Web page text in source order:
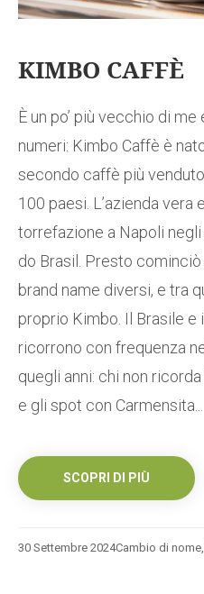
KIMBO CAFFÈ
È un po’ più vecchio di
numeri: Kimbo Caffè è
secondo caffè più
100 paesi. L’azienda
torrefazione a Napoli
do Brasil. Presto
brand name diversi, e tra
proprio Kimbo. Il Brasile e
ricorrono con frequenza
quegli anni: chi non
e gli spot con Carmensita...
SCOPRI DI PIÙ
30 Settembre 2024Cambio di nome,